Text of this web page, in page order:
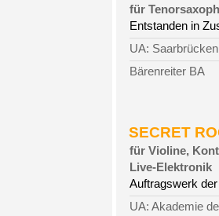
für
Entstanden in
UA:
Bärenreiter BA
SECRET
für Violine,
Live-Elektronik
Auftragswerk
UA: Akademie